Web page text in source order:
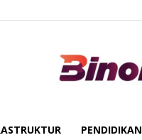
PENDIDIKAN